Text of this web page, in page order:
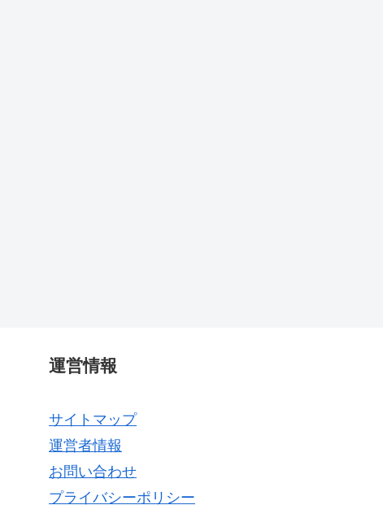
運営情報
サイトマップ
運営者情報
お問い合わせ
プライバシーポリシー